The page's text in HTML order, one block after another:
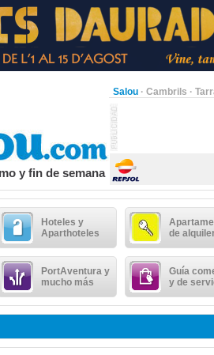
Salou · Cambrils ·
y fin de semana
Hoteles y
Aparthoteles
de
PortAventura y
mucho más
Guía
y de